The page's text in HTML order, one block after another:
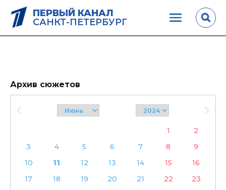
ПЕРВЫЙ КАНАЛ
САНКТ-ПЕТЕРБУРГ
Архив сюжетов
1
2
3
4 5 6 7 8
9
10
11 12 13 14 15
16
17
18 19 20 21 22
23